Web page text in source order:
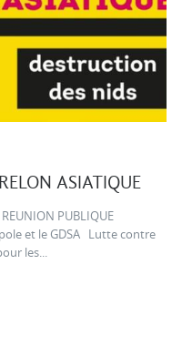
ASIATIQUE
PUBLIQUE
et le GDSA Lutte contre
les...